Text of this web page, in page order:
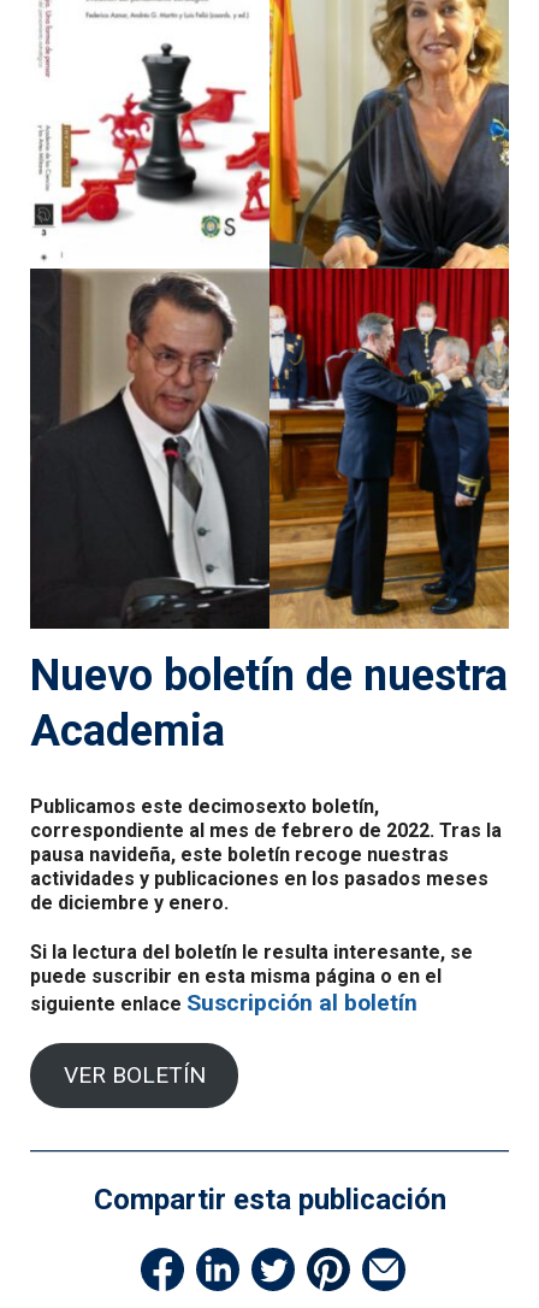
Nuevo boletín de nuestra
Academia
Publicamos este decimosexto boletín,
correspondiente al mes de febrero de 2022. Tras la
pausa navideña, este boletín recoge nuestras
actividades y publicaciones en los pasados meses
de diciembre y enero.
Si la lectura del boletín le resulta interesante, se
puede suscribir en esta misma página o en el
siguiente enlace Suscripción al boletín
VER BOLETÍN
Compartir esta publicación